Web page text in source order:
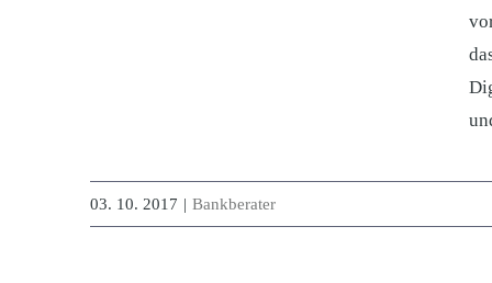
03. 10. 2017 | Bankberater